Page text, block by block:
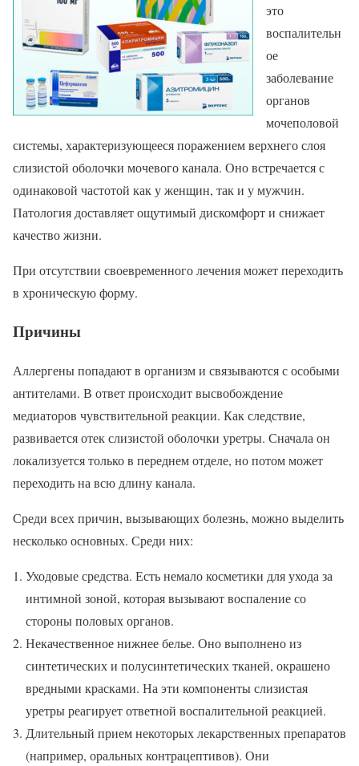
это
воспалительн
ое
заболевание
органов
мочеполовой
системы, характеризующееся поражением верхнего слоя
слизистой оболочки мочевого канала. Оно встречается с
одинаковой частотой как у женщин, так и у мужчин.
Патология доставляет ощутимый дискомфорт и снижает
качество жизни.
При отсутствии своевременного лечения может переходить
в хроническую форму.
Причины
Аллергены попадают в организм и связываются с особыми
антителами. В ответ происходит высвобождение
медиаторов чувствительной реакции. Как следствие,
развивается отек слизистой оболочки уретры. Сначала он
локализуется только в переднем отделе, но потом может
переходить на всю длину канала.
Среди всех причин, вызывающих болезнь, можно выделить
несколько основных. Среди них:
Уходовые средства. Есть немало косметики для ухода за
интимной зоной, которая вызывают воспаление со
стороны половых органов.
Некачественное нижнее белье. Оно выполнено из
синтетических и полусинтетических тканей, окрашено
вредными красками. На эти компоненты слизистая
уретры реагирует ответной воспалительной реакцией.
Длительный прием некоторых лекарственных препаратов
(например, оральных контрацептивов). Они